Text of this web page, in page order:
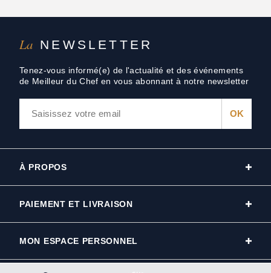
La NEWSLETTER
Tenez-vous informé(e) de l'actualité et des événements
de Meilleur du Chef en vous abonnant à notre newsletter
À PROPOS
PAIEMENT ET LIVRAISON
MON ESPACE PERSONNEL